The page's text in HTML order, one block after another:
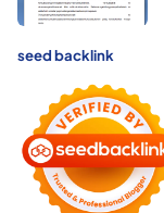
seed backlink